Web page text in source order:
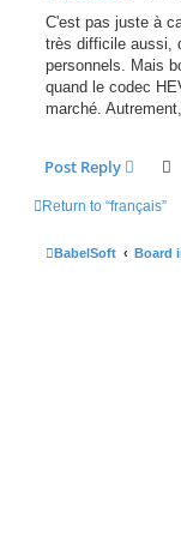
s
C'est pas juste à
très difficile aussi,
personnels. Mais
quand le codec
marché.
Post Reply
Return to “français”
BabelSoft Board